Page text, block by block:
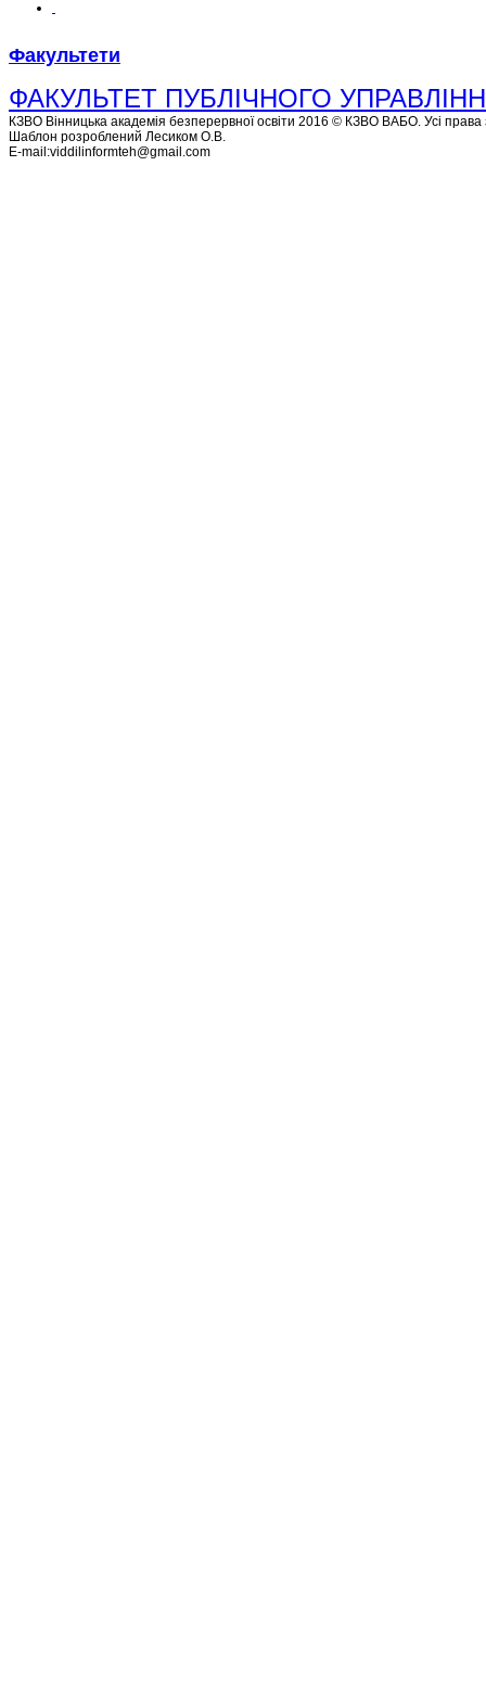
Факультети
ФАКУЛЬТЕТ ПУБЛІЧНОГО
КЗВО Вінницька академія безперервної освіти 2016 © КЗВО ВАБО. Усі права
Шаблон розроблений Лесиком О.В.
E-mail:viddilinformteh@gmail.com